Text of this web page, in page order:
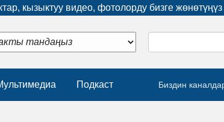
кызыктуу видео, фотолорду бизге
Подкаст Биздин